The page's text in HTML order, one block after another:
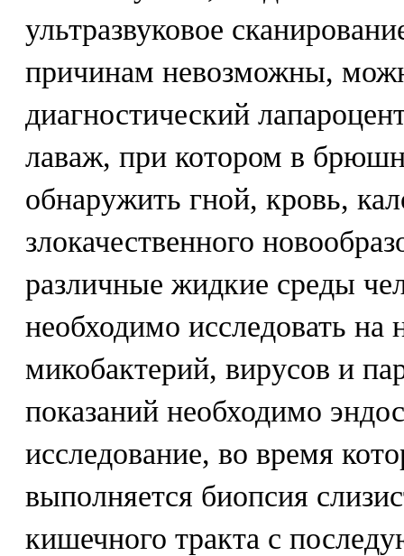
ультразвуковое
причинам невозможны,
диагностический
лаваж, при котором в
обнаружить гной, кровь,
злокачественного
различные жидкие среды
необходимо исследовать на
микобактерий, вирусов и
показаний необходимо
исследование, во время
выполняется биопсия
кишечного тракта с